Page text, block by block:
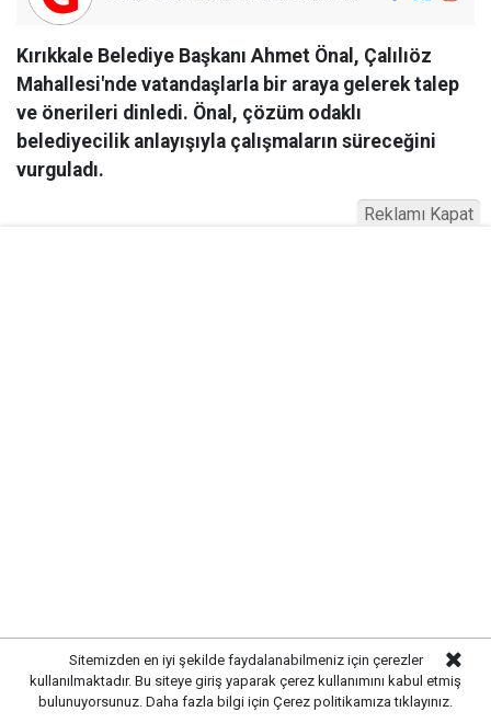
Kırıkkale Belediye Başkanı Ahmet Önal, Çalılıöz
Mahallesi'nde vatandaşlarla bir araya gelerek talep
ve önerileri dinledi. Önal, çözüm odaklı
belediyecilik anlayışıyla çalışmaların süreceğini
vurguladı.
Sitemizden en iyi şekilde faydalanabilmeniz için çerezler
kullanılmaktadır. Bu siteye giriş yaparak çerez kullanımını kabul etmiş
bulunuyorsunuz. Daha fazla bilgi için Çerez politikamıza tıklayınız.
Reklamı Kapat